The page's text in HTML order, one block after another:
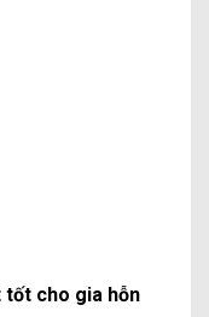
tốt cho gia hỗn